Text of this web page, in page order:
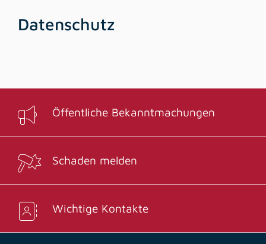
Datenschutz
Öffentliche Bekanntmachungen
Schaden melden
Wichtige Kontakte